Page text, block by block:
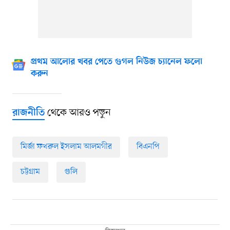
প্রথম আলোর খবর পেতে গুগল নিউজ চ্যানেল ফলো
করুন
রাজনীতিথেকে আরও পড়ুন
মির্জা ফখরুল ইসলাম আলমগীর বিএনপি
চট্টগ্রাম গুলি